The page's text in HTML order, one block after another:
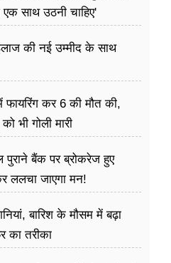
साथ उठनी चाहिए'
की नई उम्मीद के साथ
कर 6 की मौत की,
भी गोली मारी
बैंक पर ब्रोकरेज हुए
ललचा जाएगा मन!
बारिश के मौसम में बढ़ा
का तरीका